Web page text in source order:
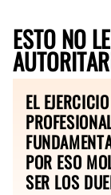
ESTO NO
EL
POR ESO
SER LOS